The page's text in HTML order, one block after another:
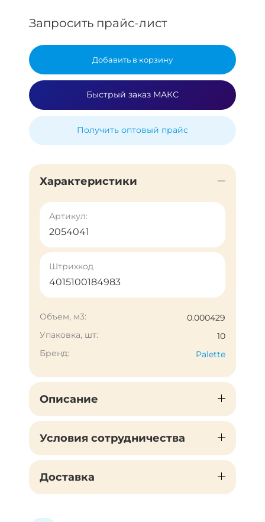
Запросить прайс-лист
Добавить в корзину
Быстрый заказ МАКС
Получить оптовый прайс
Характеристики
Артикул:
2054041
Штрихкод
4015100184983
Объем, м3:
0.000429
Упаковка, шт:
10
Бренд:
Palette
Описание
Условия сотрудничества
Доставка